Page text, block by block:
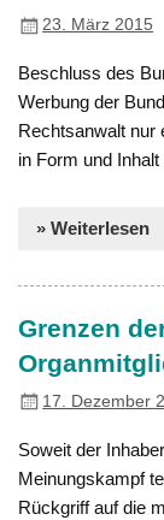
23. März 2015
Beschluss des
Werbung der
Rechtsanwalt nur
in Form und
» Weiterlesen
Grenzen
17. Dezember
Soweit der
Meinungskampf
Rückgriff auf die